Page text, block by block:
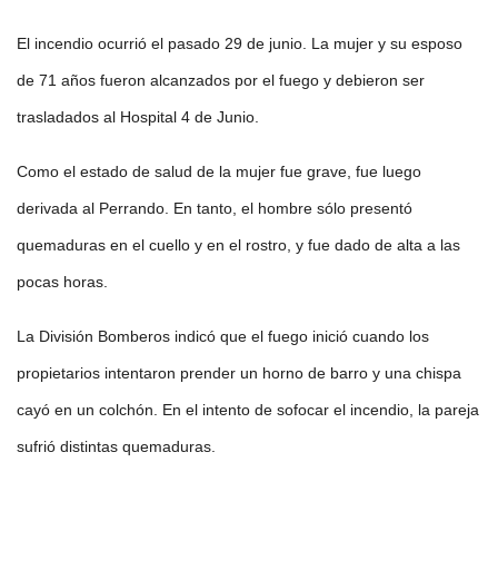
El incendio ocurrió el pasado 29 de junio. La mujer y su esposo
de 71 años fueron alcanzados por el fuego y debieron ser
trasladados al Hospital 4 de Junio.
Como el estado de salud de la mujer fue grave, fue luego
derivada al Perrando. En tanto, el hombre sólo presentó
quemaduras en el cuello y en el rostro, y fue dado de alta a las
pocas horas.
La División Bomberos indicó que el fuego inició cuando los
propietarios intentaron prender un horno de barro y una chispa
cayó en un colchón. En el intento de sofocar el incendio, la pareja
sufrió distintas quemaduras.